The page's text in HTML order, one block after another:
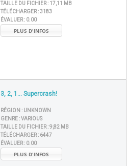
TAILLE DU FICHIER : 17,11 MB
TÉLÉCHARGER :3183
ÉVALUER : 0.00
PLUS D'INFOS
3, 2, 1... Supercrash!
RÉGION : UNKNOWN
GENRE :VARIOUS
TAILLE DU FICHIER :9,82 MB
TÉLÉCHARGER : 6447
ÉVALUER : 0.00
PLUS D'INFOS